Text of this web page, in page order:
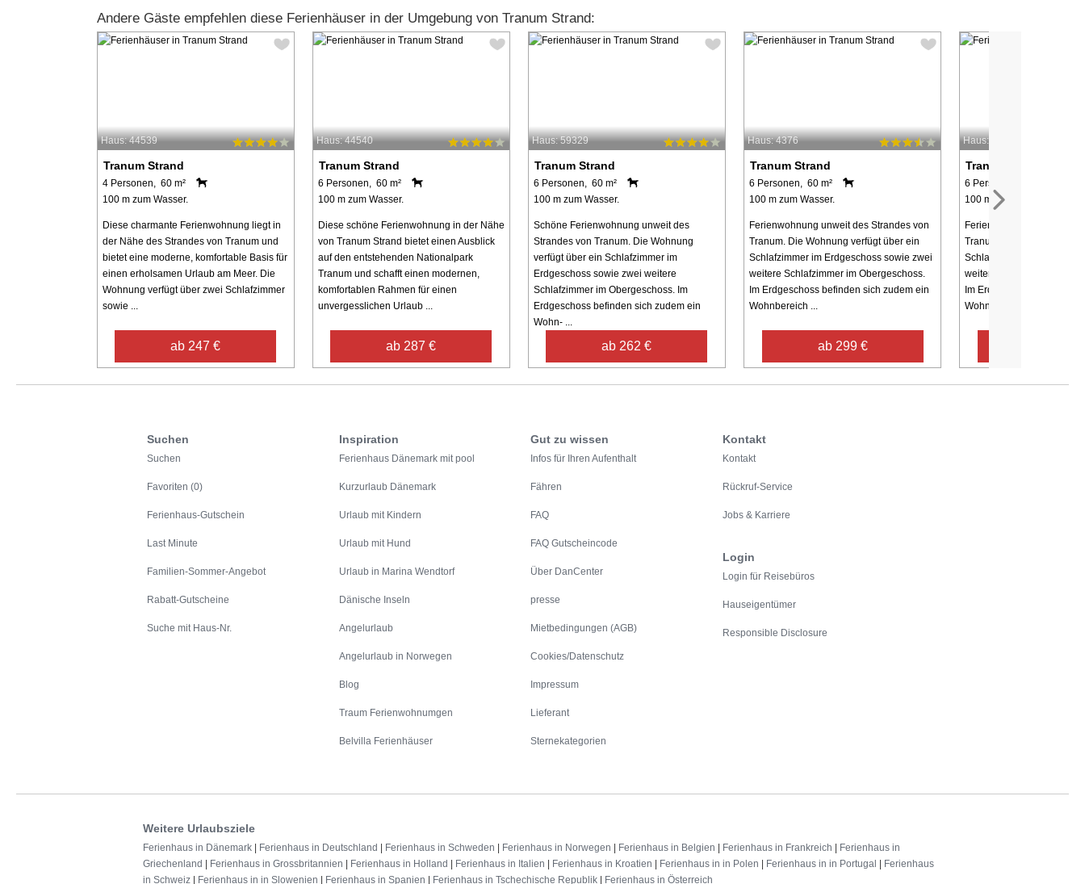
Andere Gäste empfehlen diese Ferienhäuser in der Umgebung von Tranum Strand:
Haus: 44539
Tranum Strand
4 Personen, 60 m²
100 m zum Wasser.
Diese charmante Ferienwohnung liegt in
der Nähe des Strandes von Tranum und
bietet eine moderne, komfortable Basis für
einen erholsamen Urlaub am Meer. Die
Wohnung verfügt über zwei Schlafzimmer
sowie ...
ab 247 €
Haus: 44540
Tranum Strand
6 Personen, 60 m²
100 m zum Wasser.
Diese schöne Ferienwohnung in der Nähe
von Tranum Strand bietet einen Ausblick
auf den entstehenden Nationalpark
Tranum und schafft einen modernen,
komfortablen Rahmen für einen
unvergesslichen Urlaub ...
ab 287 €
Haus: 59329
Tranum Strand
6 Personen, 60 m²
100 m zum Wasser.
Schöne Ferienwohnung unweit des
Strandes von Tranum. Die Wohnung
verfügt über ein Schlafzimmer im
Erdgeschoss sowie zwei weitere
Schlafzimmer im Obergeschoss. Im
Erdgeschoss befinden sich zudem ein
Wohn- ...
ab 262 €
Haus: 4376
Tranum Strand
6 Personen, 60 m²
100 m zum Wasser.
Ferienwohnung unweit des Strandes von
Tranum. Die Wohnung verfügt über ein
Schlafzimmer im Erdgeschoss sowie zwei
weitere Schlafzimmer im Obergeschoss.
Im Erdgeschoss befinden sich zudem ein
Wohnbereich ...
ab 299 €
Haus: 4226
Tranum Strand
6 Personen, 60 m²
100 m zum Wasser.
Ferienwohnung unweit
Tranum. Die Wohnung
Schlafzimmer im
weitere Schlafzimmer im
Im Erdgeschoss befinden
Wohnbereich ...
Suchen
Suchen
Favoriten (0)
Ferienhaus-Gutschein
Last Minute
Familien-Sommer-Angebot
Rabatt-Gutscheine
Suche mit Haus-Nr.
Inspiration
Ferienhaus Dänemark mit pool
Kurzurlaub Dänemark
Urlaub mit Kindern
Urlaub mit Hund
Urlaub in Marina Wendtorf
Dänische Inseln
Angelurlaub
Angelurlaub in Norwegen
Blog
Traum Ferienwohnumgen
Belvilla Ferienhäuser
Gut zu wissen
Infos für Ihren Aufenthalt
Fähren
FAQ
FAQ Gutscheincode
Über DanCenter
presse
Mietbedingungen (AGB)
Cookies/Datenschutz
Impressum
Lieferant
Sternekategorien
Kontakt
Kontakt
Rückruf-Service
Jobs & Karriere
Login
Login für Reisebüros
Hauseigentümer
Responsible Disclosure
Weitere Urlaubsziele
Ferienhaus in Dänemark Ferienhaus in Deutschland Ferienhaus in Schweden Ferienhaus in Norwegen Ferienhaus in Belgien Ferienhaus in Frankreich
Ferienhaus in
Griechenland
Ferienhaus in Grossbritannien Ferienhaus in Holland Ferienhaus in Italien Ferienhaus in Kroatien Ferienhaus in in Polen Ferienhaus in in Portugal
Ferienhaus
in Schweiz
Ferienhaus in in Slowenien Ferienhaus in Spanien Ferienhaus in Tschechische Republik Ferienhaus in Österreich